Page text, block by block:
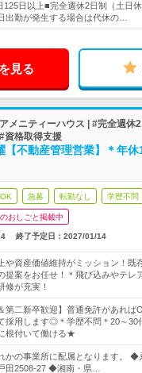
125日以上■完全週休2日制（土日
出勤が発生する場合は代休の…
見る
メニティーハウス | #完全週休
資格取得支援
【不動産管理営業】＊年
急募 転勤なし 学歴不問
おしごと掲載中
終了予定日： 2027/01/14
や資産価値維持がミッション！既
提案をお任せ！＊飛び込みやテレ
修が充実！
第二新卒歓迎】普通免許があれ
採用します◎＊学歴不問＊20～30
根付いて働ける★
かの事業所に配属となります。 ◆
田2508-27 ◆湘南・県…